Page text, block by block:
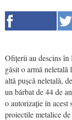
Ofițerii au descins în
găsit o armă
altă pușcă neletală,
un bărbat de 44 de
o autorizație în acest
proiectile metalice